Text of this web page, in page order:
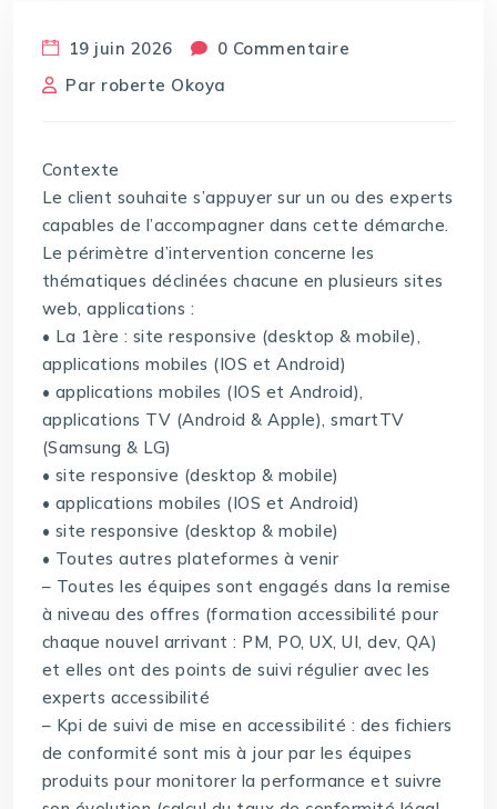
19 juin 2026
0 Commentaire
Par roberte Okoya
Contexte
Le client souhaite s’appuyer sur un ou des experts
capables de l’accompagner dans cette démarche.
Le périmètre d’intervention concerne les
thématiques déclinées chacune en plusieurs sites
web, applications :
• La 1ère : site responsive (desktop & mobile),
applications mobiles (IOS et Android)
• applications mobiles (IOS et Android),
applications TV (Android & Apple), smartTV
(Samsung & LG)
• site responsive (desktop & mobile)
• applications mobiles (IOS et Android)
• site responsive (desktop & mobile)
• Toutes autres plateformes à venir
– Toutes les équipes sont engagés dans la remise
à niveau des offres (formation accessibilité pour
chaque nouvel arrivant : PM, PO, UX, UI, dev, QA)
et elles ont des points de suivi régulier avec les
experts accessibilité
– Kpi de suivi de mise en accessibilité : des fichiers
de conformité sont mis à jour par les équipes
produits pour monitorer la performance et suivre